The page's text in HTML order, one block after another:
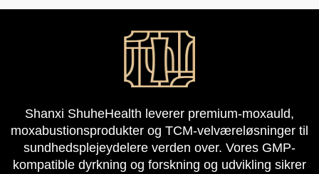
Shanxi ShuheHealth leverer premium-moxauld,
moxabustionsprodukter og TCM-velværeløsninger til
sundhedsplejeydelere verden over. Vores GMP-
kompatible dyrkning og forskning og udvikling sikrer